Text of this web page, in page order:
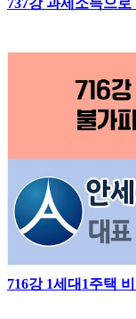
737강 과세소득으
716강 1세대1주택